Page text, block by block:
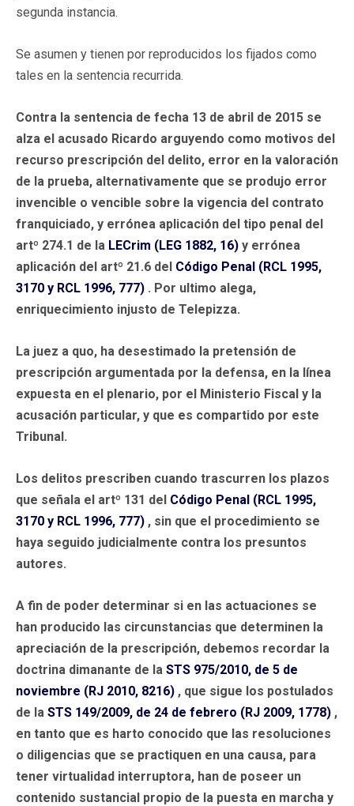
segunda instancia.
Se asumen y tienen por reproducidos los fijados como
tales en la sentencia recurrida.
Contra la sentencia de fecha 13 de abril de 2015 se
alza el acusado Ricardo arguyendo como motivos del
recurso prescripción del delito, error en la valoración
de la prueba, alternativamente que se produjo error
invencible o vencible sobre la vigencia del contrato
franquiciado, y errónea aplicación del tipo penal del
artº 274.1 de la LECrim (LEG 1882, 16) y errónea
aplicación del artº 21.6 del Código Penal (RCL 1995,
3170 y RCL 1996, 777) . Por ultimo alega,
enriquecimiento injusto de Telepizza.
La juez a quo, ha desestimado la pretensión de
prescripción argumentada por la defensa, en la línea
expuesta en el plenario, por el Ministerio Fiscal y la
acusación particular, y que es compartido por este
Tribunal.
Los delitos prescriben cuando trascurren los plazos
que señala el artº 131 del Código Penal (RCL 1995,
3170 y RCL 1996, 777) , sin que el procedimiento se
haya seguido judicialmente contra los presuntos
autores.
A fin de poder determinar si en las actuaciones se
han producido las circunstancias que determinen la
apreciación de la prescripción, debemos recordar la
doctrina dimanante de la STS 975/2010, de 5 de
noviembre (RJ 2010, 8216) , que sigue los postulados
de la STS 149/2009, de 24 de febrero (RJ 2009, 1778) ,
en tanto que es harto conocido que las resoluciones
o diligencias que se practiquen en una causa, para
tener virtualidad interruptora, han de poseer un
contenido sustancial propio de la puesta en marcha y